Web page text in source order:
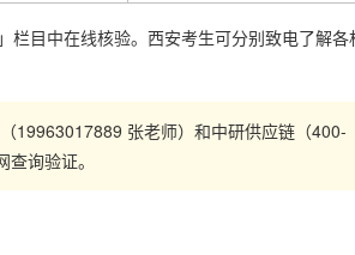
栏目中在线核验。西安考生可分别致电了解各
19963017889 张老师）和中研供应链（400-
询验证。